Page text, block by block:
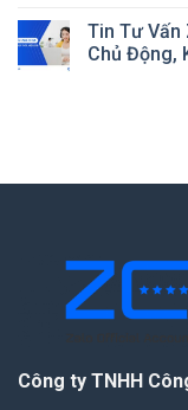
Tin Tư Vấn
Chủ Động,
Công ty TNHH